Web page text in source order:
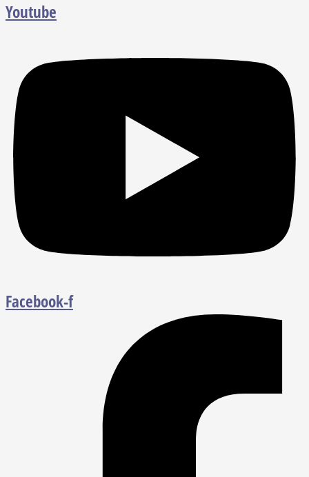
Youtube
Facebook-f